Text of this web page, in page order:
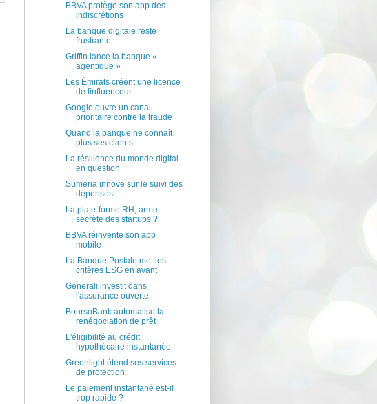
BBVA protège son app des
indiscrétions
La banque digitale reste
frustrante
Griffin lance la banque «
agentique »
Les Émirats créent une licence
de finfluenceur
Google ouvre un canal
prioritaire contre la fraude
Quand la banque ne connaît
plus ses clients
La résilience du monde digital
en question
Sumeria innove sur le suivi des
dépenses
La plate-forme RH, arme
secrète des startups ?
BBVA réinvente son app
mobile
La Banque Postale met les
critères ESG en avant
Generali investit dans
l'assurance ouverte
BoursoBank automatise la
renégociation de prêt
L'éligibilité au crédit
hypothécaire instantanée
Greenlight étend ses services
de protection
Le paiement instantané est-il
trop rapide ?